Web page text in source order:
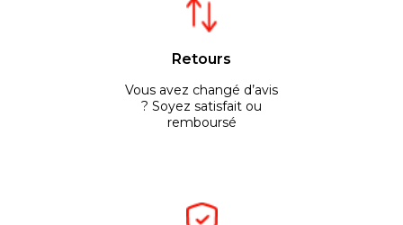
Retours
Vous avez changé d’avis
? Soyez satisfait ou
remboursé